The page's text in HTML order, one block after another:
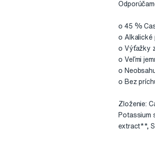
o 45 %
o Alkalické
o Výťažky
o Veľmi
o
o Bez
Zloženie:
Potassium
extract**,